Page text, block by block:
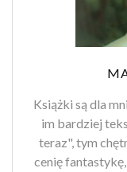
Książki są dla
im bardziej
teraz", tym
cenię